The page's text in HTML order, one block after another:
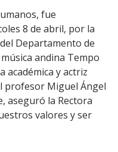
Funcionarias/os
Egresadas/os
fue
8 de abril, por la
Departamento de
andina Tempo
académica y actriz
profesor Miguel Ángel
aseguró la Rectora
valores y ser